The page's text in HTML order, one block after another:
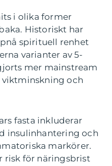
i olika former
Historiskt har
spirituell renhet
varianter av 5-
mer mainstream
viktminskning och
fasta inkluderar
insulinhantering och
markörer.
risk för näringsbrist